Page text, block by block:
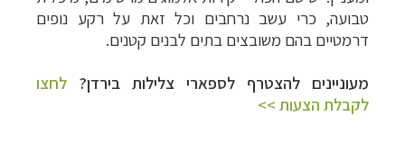
טבועה, כרי עשב נרחבים וכל זאת על רקע נופים
דרמטיים בהם משובצים בתים לבנים קטנים.
מעוניינים להצטרף לספארי צלילות בירדן? לחצו
לקבלת הצעות >>